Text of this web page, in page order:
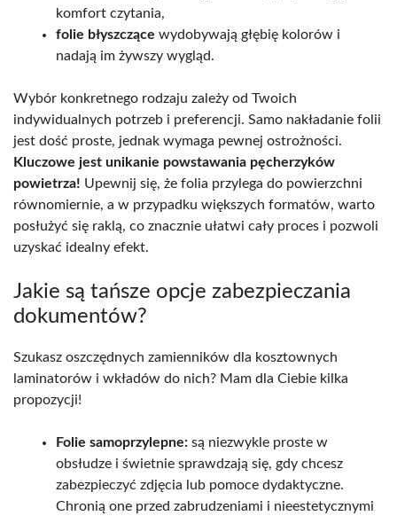
komfort czytania,
folie błyszczące wydobywają głębię kolorów i
nadają im żywszy wygląd.
Wybór konkretnego rodzaju zależy od Twoich
indywidualnych potrzeb i preferencji. Samo nakładanie folii
jest dość proste, jednak wymaga pewnej ostrożności.
Kluczowe jest unikanie powstawania pęcherzyków
powietrza! Upewnij się, że folia przylega do powierzchni
równomiernie, a w przypadku większych formatów, warto
posłużyć się raklą, co znacznie ułatwi cały proces i pozwoli
uzyskać idealny efekt.
Jakie są tańsze opcje zabezpieczania
dokumentów?
Szukasz oszczędnych zamienników dla kosztownych
laminatorów i wkładów do nich? Mam dla Ciebie kilka
propozycji!
Folie samoprzylepne: są niezwykle proste w
obsłudze i świetnie sprawdzają się, gdy chcesz
zabezpieczyć zdjęcia lub pomoce dydaktyczne.
Chronią one przed zabrudzeniami i nieestetycznymi